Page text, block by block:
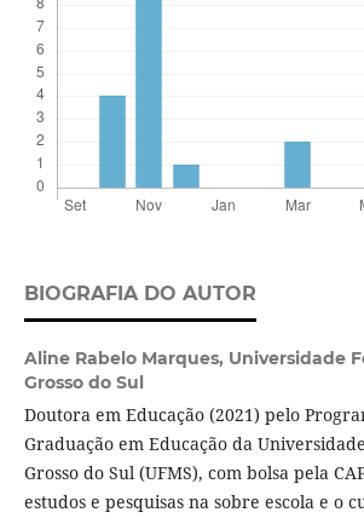
BIOGRAFIA DO AUTOR
Aline Rabelo Marques, Universidade
Grosso do Sul
Doutora em Educação (2021) pelo
Graduação em Educação da
Grosso do Sul (UFMS), com bolsa pela
estudos e pesquisas na sobre escola e o